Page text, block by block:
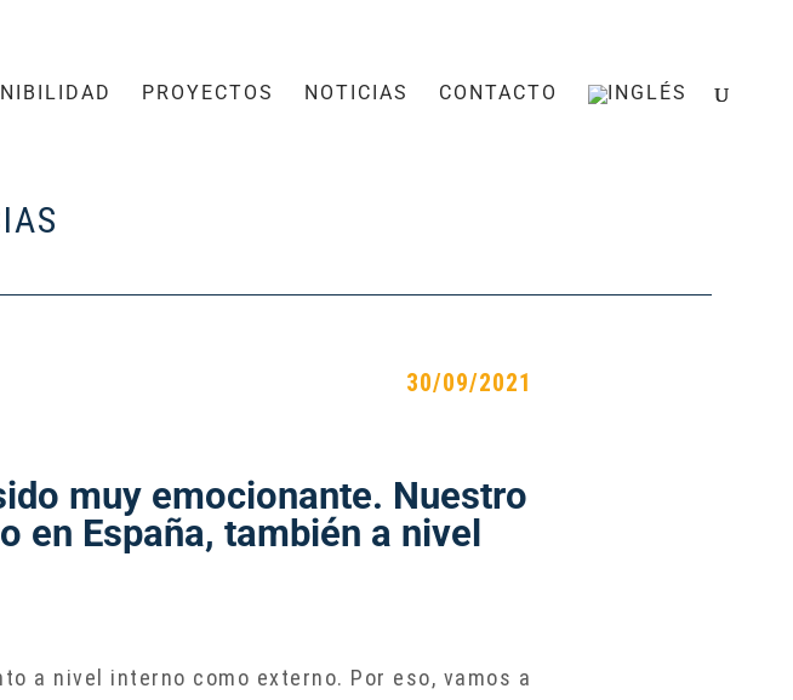
PROYECTOS NOTICIAS CONTACTO
30/09/2021
muy emocionante. Nuestro
en España, también a nivel
a nivel interno como externo. Por eso, vamos a